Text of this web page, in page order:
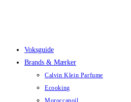
Voksguide
Brands & Mærker
Calvin Klein Parfume
Ecooking
Moroccanoil